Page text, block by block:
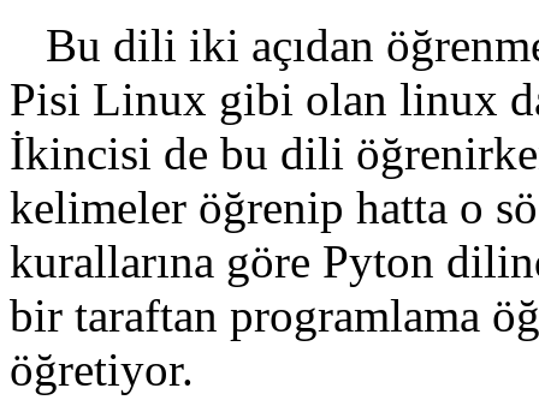
Bu dili iki açıdan
Pisi Linux gibi olan linux
İkincisi de bu dili
kelimeler öğrenip hatta o
kurallarına göre Pyton
bir taraftan programlama
öğretiyor.